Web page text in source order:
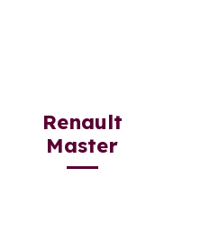
Renault
Master